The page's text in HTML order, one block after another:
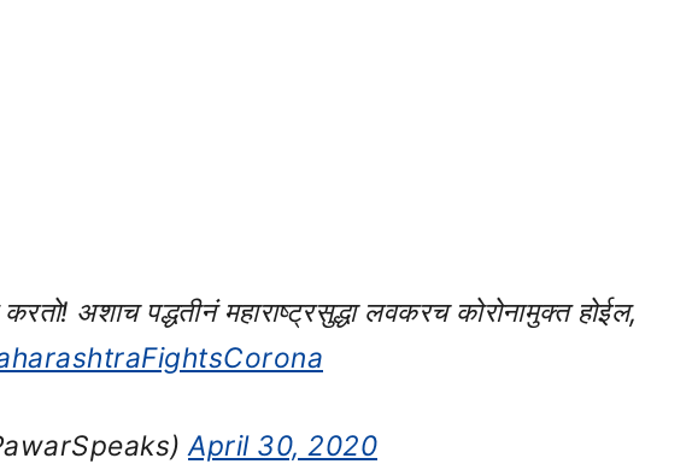
करतो! अशाच पद्धतीनं महाराष्ट्रसुद्धा लवकरच कोरोनामुक्त होईल,
April 30, 2020